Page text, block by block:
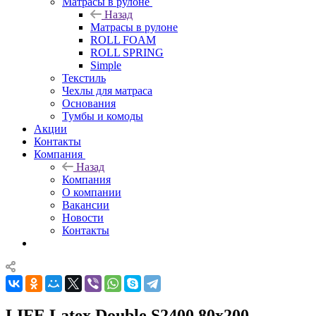
Назад
Матрасы в рулоне
ROLL FOAM
ROLL SPRING
Simple
Текстиль
Чехлы для матраса
Основания
Тумбы и комоды
Акции
Контакты
Компания
Назад
Компания
О компании
Вакансии
Новости
Контакты